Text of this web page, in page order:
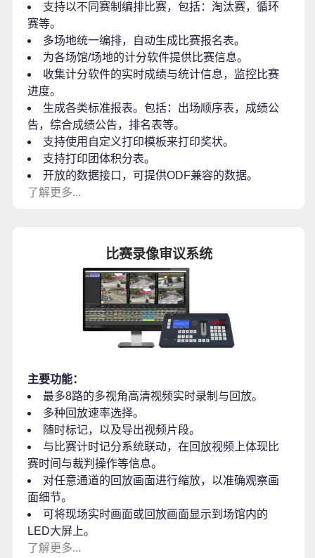
支持以不同赛制编排比赛，包括：淘汰赛，循环
赛等。
多场地统一编排，自动生成比赛报名表。
为各场馆/场地的计分软件提供比赛信息。
收集计分软件的实时成绩与统计信息，监控比赛
进度。
生成各类标准报表。包括：出场顺序表，成绩公
告，综合成绩公告，排名表等。
支持使用自定义打印模板来打印奖状。
支持打印团体积分表。
开放的数据接口，可提供ODF兼容的数据。
了解更多...
比赛录像审议系统
主要功能：
最多8路的多视角高清视频实时录制与回放。
多种回放速率选择。
随时标记，以及导出视频片段。
与比赛计时记分系统联动，在回放视频上体现比
赛时间与裁判操作等信息。
对任意通道的回放画面进行缩放，以准确观察画
面细节。
可将现场实时画面或回放画面显示到场馆内的
LED大屏上。
了解更多...